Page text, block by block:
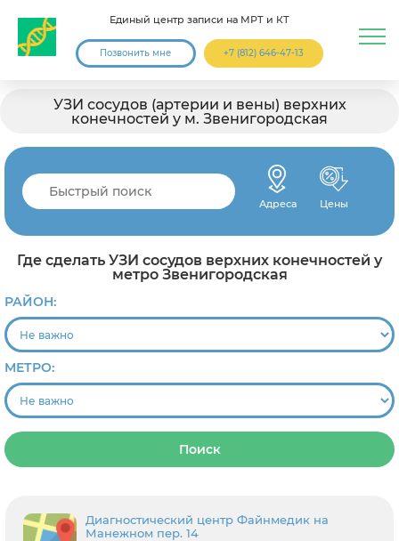
Единый центр записи на МРТ и КТ
Позвонить мне +7 (812) 646-47-13
УЗИ сосудов (артерии и вены) верхних
конечностей у м. Звенигородская
Адреса Цены
Где сделать УЗИ сосудов верхних конечностей у
метро Звенигородская
РАЙОН:
МЕТРО:
Поиск
Диагностический центр Файнмедик на
Манежном пер. 14